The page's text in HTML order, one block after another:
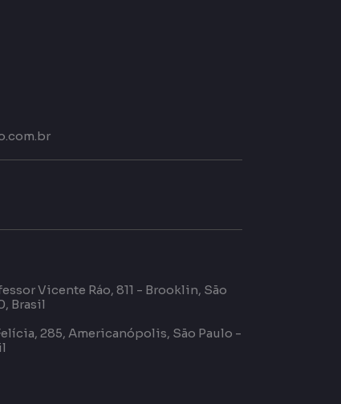
Vicente Ráo, 811 - Brooklin, São
Brasil
285, Americanópolis, São Paulo -